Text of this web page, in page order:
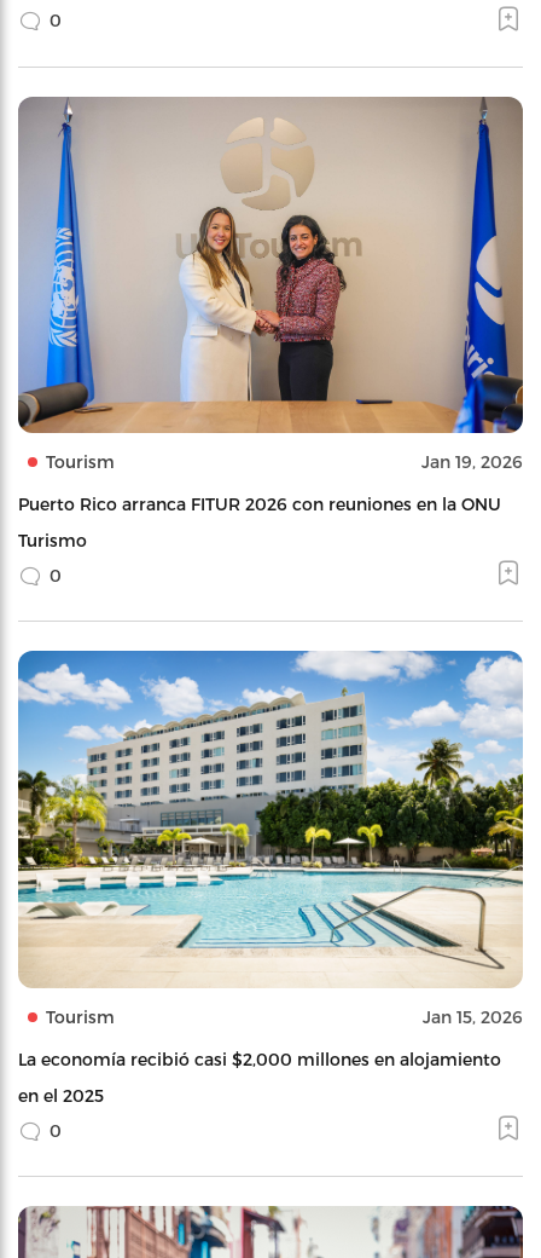
0
Tourism Jan 19, 2026
Puerto Rico arranca FITUR 2026 con reuniones en la ONU
Turismo
0
Tourism Jan 15, 2026
La economía recibió casi $2,000 millones en alojamiento
en el 2025
0